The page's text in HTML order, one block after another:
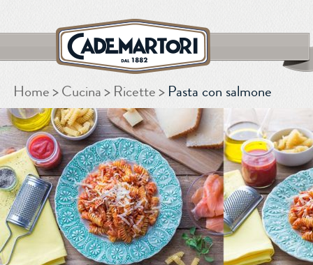
Home Cucina Ricette Pasta con salmone